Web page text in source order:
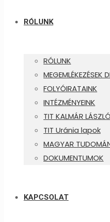
RÓLUNK
RÓLUNK
MEGEMLÉKEZÉSEK
FOLYÓIRATAINK
INTÉZMÉNYEINK
TIT KALMÁR
TIT Uránia lapok
MAGYAR
DOKUMENTUMOK
KAPCSOLAT